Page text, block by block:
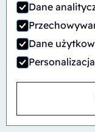
Dane
Dane
CBS/PH30-